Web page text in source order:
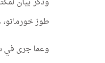
طوز خورماتو،
وعما جرى في